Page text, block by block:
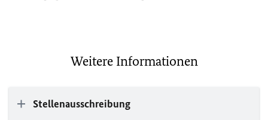
Weitere Informationen
Stellenausschreibung